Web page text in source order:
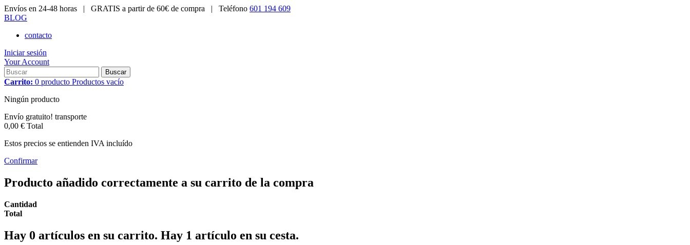
Envíos en 24-48 horas | GRATIS a partir de 60€ de compra | Teléfono 601 194 609
BLOG
contacto
Iniciar sesión
Your Account
Buscar
Carrito: 0 producto Productos vacío
Ningún producto
Envío gratuito! transporte
0,00 € Total
Estos precios se entienden IVA incluído
Confirmar
Producto añadido correctamente a su carrito de la compra
Cantidad
Total
Hay 0 artículos en su carrito. Hay 1 artículo en su cesta.